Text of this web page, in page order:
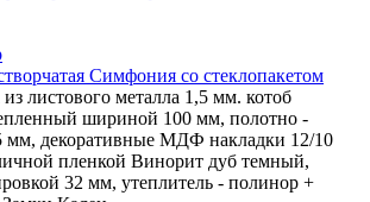
Симфония со стеклопакетом
листового металла 1,5 мм. котоб
шириной 100 мм, полотно -
мм, декоративные МДФ накладки 12/10
пленкой Винорит дуб темный,
32 мм, утеплитель - полинор +